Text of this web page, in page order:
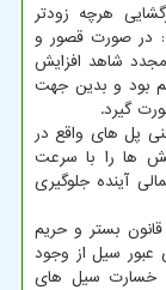
هرچه زودتر
در صورت قصور و
شاهد افزایش
بود و بدین جهت
گیرد.
پل های واقع در
ها را با سرعت
آینده جلوگیری
بستر و حریم
سیل از وجود
خسارت سیل های